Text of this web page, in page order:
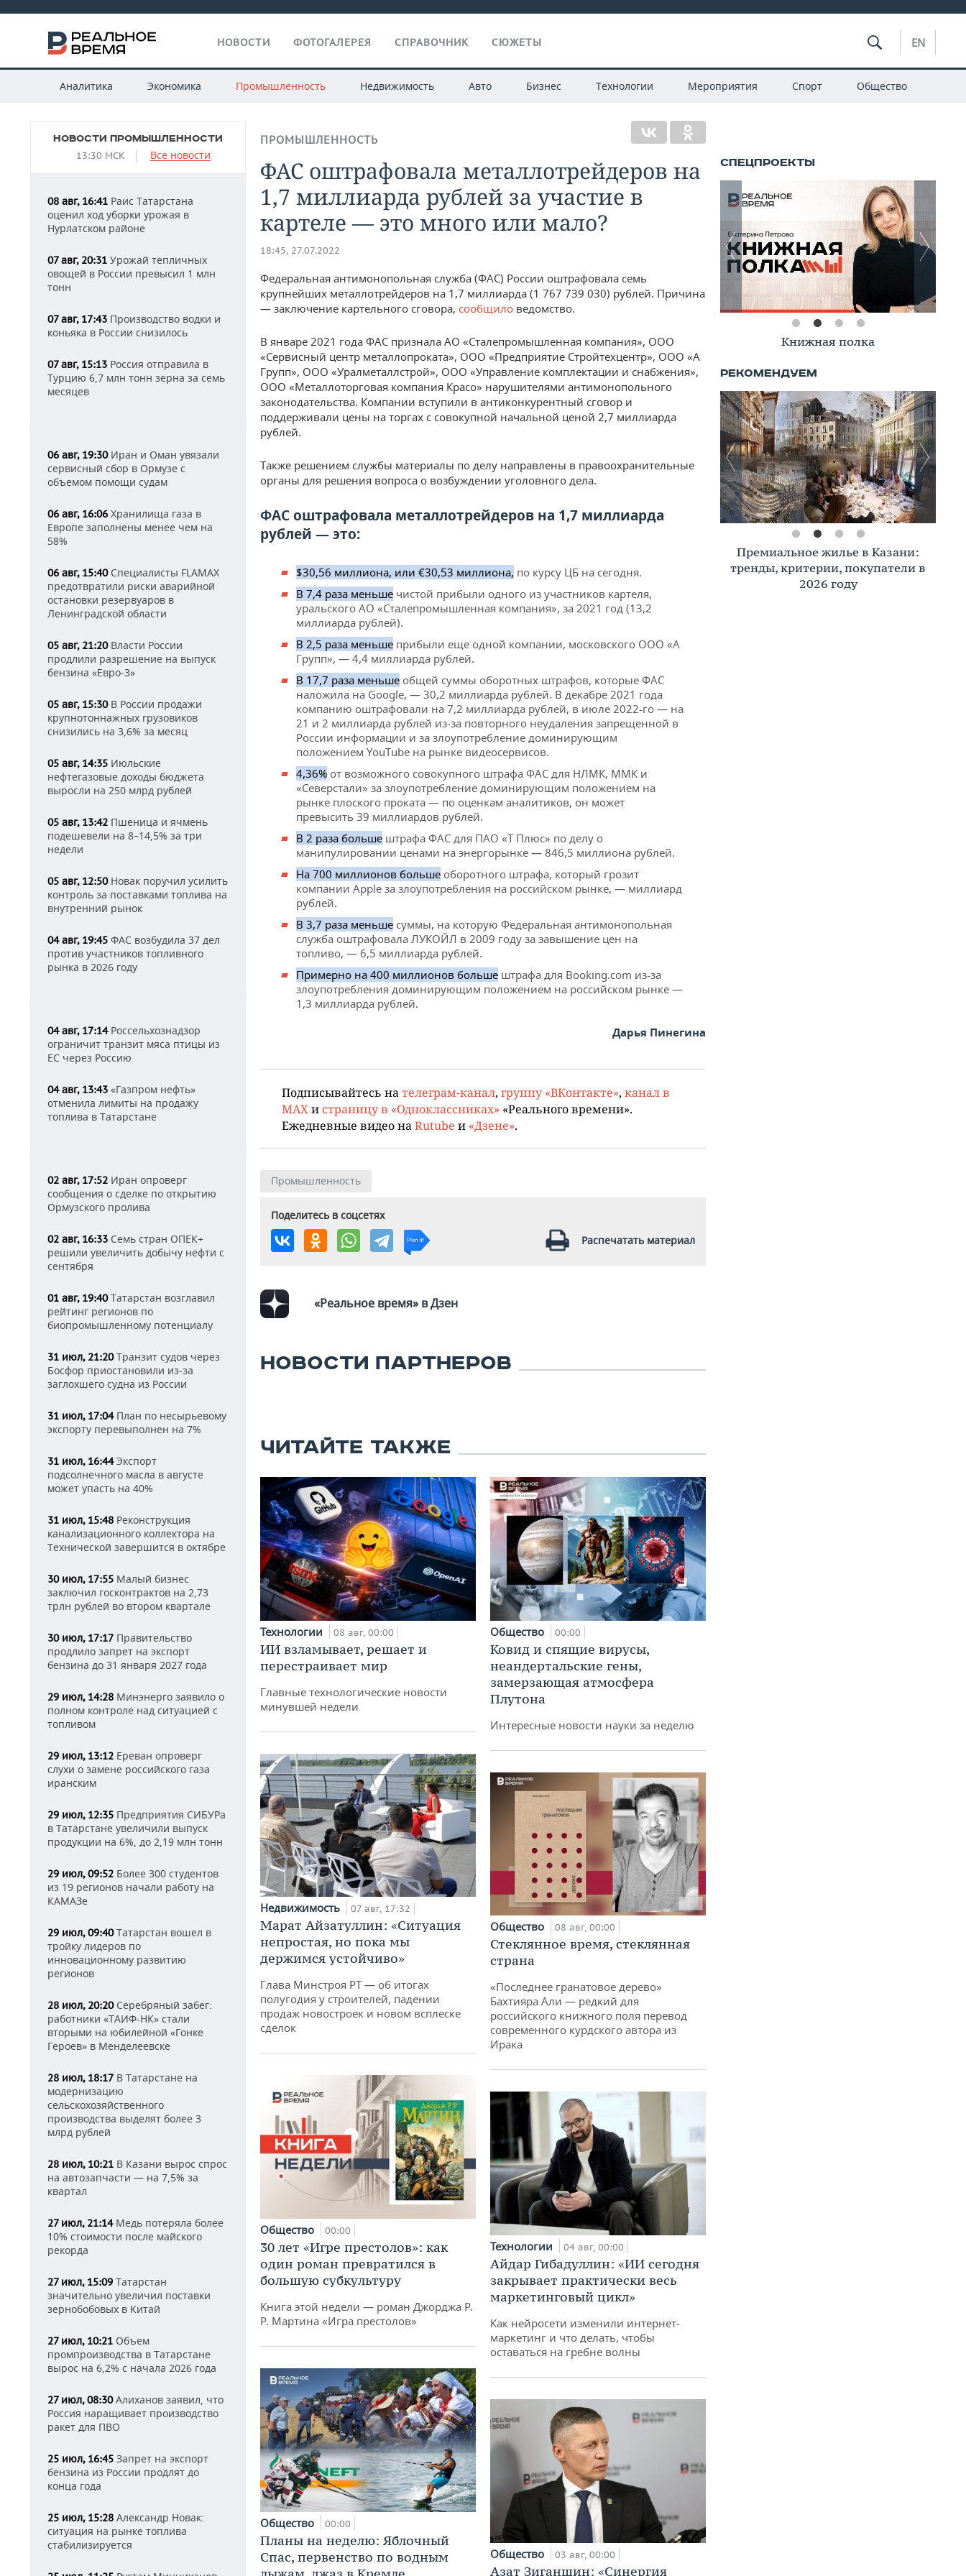
НОВОСТИ ФОТОГАЛЕРЕЯ СПРАВОЧНИК СЮЖЕТЫ EN
Аналитика Экономика Промышленность Недвижимость Авто Бизнес Технологии Мероприятия Спорт Общество
НОВОСТИ ПРОМЫШЛЕННОСТИ
13:30 МСК Все новости
08 авг, 16:41 Раис Татарстана
оценил ход уборки урожая в
Нурлатском районе
07 авг, 20:31 Урожай тепличных
овощей в России превысил 1 млн
тонн
07 авг, 17:43 Производство водки и
коньяка в России снизилось
07 авг, 15:13 Россия отправила в
Турцию 6,7 млн тонн зерна за семь
месяцев
06 авг, 19:30Иран и Оман увязали
сервисный сбор в Ормузе с
объемом помощи судам
06 авг, 16:06 Хранилища газа в
Европе заполнены менее чем на
58%
06 авг, 15:40Специалисты FLAMAX
предотвратили риски аварийной
остановки резервуаров в
Ленинградской области
05 авг, 21:20Власти России
продлили разрешение на выпуск
бензина «Евро-3»
05 авг, 15:30В России продажи
крупнотоннажных грузовиков
снизились на 3,6% за месяц
05 авг, 14:35 Июльские
нефтегазовые доходы бюджета
выросли на 250 млрд рублей
05 авг, 13:42 Пшеница и ячмень
подешевели на 8–14,5% за три
недели
05 авг, 12:50Новак поручил усилить
контроль за поставками топлива на
внутренний рынок
04 авг, 19:45 ФАС возбудила 37 дел
против участников топливного
рынка в 2026 году
04 авг, 17:14Россельхознадзор
ограничит транзит мяса птицы из
ЕС через Россию
04 авг, 13:43 «Газпром нефть»
отменила лимиты на продажу
топлива в Татарстане
02 авг, 17:52 Иран опроверг
сообщения о сделке по открытию
Ормузского пролива
02 авг, 16:33 Семь стран ОПЕК+
решили увеличить добычу нефти с
сентября
01 авг, 19:40Татарстан возглавил
рейтинг регионов по
биопромышленному потенциалу
31 июл, 21:20Транзит судов через
Босфор приостановили из-за
заглохшего судна из России
31 июл, 17:04План по несырьевому
экспорту перевыполнен на 7%
31 июл, 16:44Экспорт
подсолнечного масла в августе
может упасть на 40%
31 июл, 15:48 Реконструкция
канализационного коллектора на
Технической завершится в октябре
30 июл, 17:55 Малый бизнес
заключил госконтрактов на 2,73
трлн рублей во втором квартале
30 июл, 17:17 Правительство
продлило запрет на экспорт
бензина до 31 января 2027 года
29 июл, 14:28 Минэнерго заявило о
полном контроле над ситуацией с
топливом
29 июл, 13:12 Ереван опроверг
слухи о замене российского газа
иранским
29 июл, 12:35 Предприятия СИБУРа
в Татарстане увеличили выпуск
продукции на 6%, до 2,19 млн тонн
29 июл, 09:52 Более 300 студентов
из 19 регионов начали работу на
КАМАЗе
29 июл, 09:40Татарстан вошел в
тройку лидеров по
инновационному развитию
регионов
28 июл, 20:20Серебряный забег:
работники «ТАИФ-НК» стали
вторыми на юбилейной «Гонке
Героев» в Менделеевске
28 июл, 18:17 В Татарстане на
модернизацию
сельскохозяйственного
производства выделят более 3
млрд рублей
28 июл, 10:21 В Казани вырос спрос
на автозапчасти — на 7,5% за
квартал
27 июл, 21:14Медь потеряла более
10% стоимости после майского
рекорда
27 июл, 15:09 Татарстан
значительно увеличил поставки
зернобобовых в Китай
27 июл, 10:21 Объем
промпроизводства в Татарстане
вырос на 6,2% с начала 2026 года
27 июл, 08:30Алиханов заявил, что
Россия наращивает производство
ракет для ПВО
25 июл, 16:45 Запрет на экспорт
бензина из России продлят до
конца года
25 июл, 15:28 Александр Новак:
ситуация на рынке топлива
стабилизируется
ПРОМЫШЛЕННОСТЬ
ФАС оштрафовала металлотрейдеров на
1,7 миллиарда рублей за участие в
картеле — это много или мало?
18:45, 27.07.2022
Федеральная антимонопольная служба (ФАС) России оштрафовала семь
крупнейших металлотрейдеров на 1,7 миллиарда (1 767 739 030) рублей. Причина
— заключение картельного сговора, сообщило ведомство.
В январе 2021 года ФАС признала АО «Сталепромышленная компания», ООО
«Сервисный центр металлопроката», ООО «Предприятие Стройтехцентр», ООО «А
Групп», ООО «Уралметаллстрой», ООО «Управление комплектации и снабжения»,
ООО «Металлоторговая компания Красо» нарушителями антимонопольного
законодательства. Компании вступили в антиконкурентный сговор и
поддерживали цены на торгах с совокупной начальной ценой 2,7 миллиарда
рублей.
Также решением службы материалы по делу направлены в правоохранительные
органы для решения вопроса о возбуждении уголовного дела.
ФАС оштрафовала металлотрейдеров на 1,7 миллиарда
рублей — это:
$30,56 миллиона, или €30,53 миллиона, по курсу ЦБ на сегодня.
В 7,4 раза меньше чистой прибыли одного из участников картеля,
уральского АО «Сталепромышленная компания», за 2021 год (13,2
миллиарда рублей).
В 2,5 раза меньше прибыли еще одной компании, московского ООО «А
Групп», — 4,4 миллиарда рублей.
В 17,7 раза меньше общей суммы оборотных штрафов, которые ФАС
наложила на Google, — 30,2 миллиарда рублей. В декабре 2021 года
компанию оштрафовали на 7,2 миллиарда рублей, в июле 2022-го — на
21 и 2 миллиарда рублей из-за повторного неудаления запрещенной в
России информации и за злоупотребление доминирующим
положением YouTube на рынке видеосервисов.
4,36% от возможного совокупного штрафа ФАС для НЛМК, ММК и
«Северстали» за злоупотребление доминирующим положением на
рынке плоского проката — по оценкам аналитиков, он может
превысить 39 миллиардов рублей.
В 2 раза больше штрафа ФАС для ПАО «Т Плюс» по делу о
манипулировании ценами на энергорынке — 846,5 миллиона рублей.
На 700 миллионов больше оборотного штрафа, который грозит
компании Apple за злоупотребления на российском рынке, — миллиард
рублей.
В 3,7 раза меньше суммы, на которую Федеральная антимонопольная
служба оштрафовала ЛУКОЙЛ в 2009 году за завышение цен на
топливо, — 6,5 миллиарда рублей.
Примерно на 400 миллионов больше штрафа для Booking.com из-за
злоупотребления доминирующим положением на российском рынке —
1,3 миллиарда рублей.
Дарья Пинегина
Подписывайтесь на телеграм-канал, группу «ВКонтакте», канал в
MAX и страницу в «Одноклассниках» «Реального времени».
Ежедневные видео на Rutube и «Дзене».
Промышленность
Поделитесь в соцсетях
Распечатать материал
«Реальное время» в Дзен
НОВОСТИ ПАРТНЕРОВ
ЧИТАЙТЕ ТАКЖЕ
Технологии 08 авг, 00:00
ИИ взламывает, решает и
перестраивает мир
Главные технологические новости
минувшей недели
Недвижимость 07 авг, 17:32
Марат Айзатуллин: «Ситуация
непростая, но пока мы
держимся устойчиво»
Глава Минстроя РТ — об итогах
полугодия у строителей, падении
продаж новостроек и новом всплеске
сделок
Общество 00:00
30 лет «Игре престолов»: как
один роман превратился в
большую субкультуру
Книга этой недели — роман Джорджа Р.
Р. Мартина «Игра престолов»
Общество 00:00
Планы на неделю: Яблочный
Спас, первенство по водным
Общество 00:00
Ковид и спящие вирусы,
неандертальские гены,
замерзающая атмосфера
Плутона
Интересные новости науки за неделю
Общество 08 авг, 00:00
Стеклянное время, стеклянная
страна
«Последнее гранатовое дерево»
Бахтияра Али — редкий для
российского книжного поля перевод
современного курдского автора из
Ирака
Технологии 04 авг, 00:00
Айдар Гибадуллин: «ИИ сегодня
закрывает практически весь
маркетинговый цикл»
Как нейросети изменили интернет-
маркетинг и что делать, чтобы
оставаться на гребне волны
Общество 03 авг, 00:00
Азат Зиганшин: «Синергия
Книжная полка
Премиальное жилье в Казани:
тренды, критерии, покупатели в
2026 году